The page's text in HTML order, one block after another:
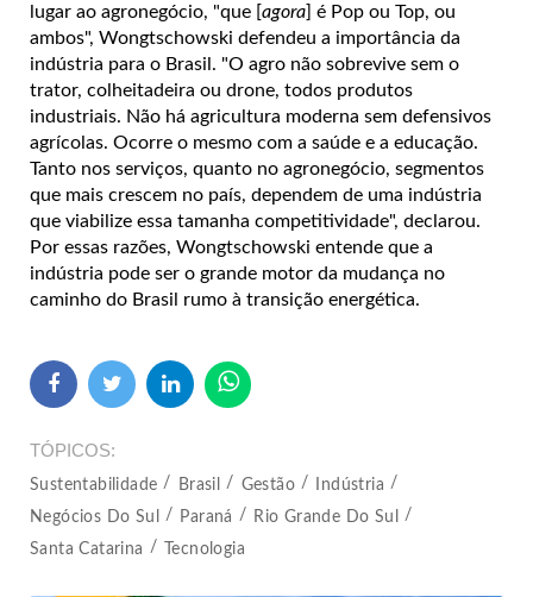
lugar ao agronegócio, "que [agora] é Pop ou Top, ou
ambos", Wongtschowski defendeu a importância da
indústria para o Brasil. "O agro não sobrevive sem o
trator, colheitadeira ou drone, todos produtos
industriais. Não há agricultura moderna sem defensivos
agrícolas. Ocorre o mesmo com a saúde e a educação.
Tanto nos serviços, quanto no agronegócio, segmentos
que mais crescem no país, dependem de uma indústria
que viabilize essa tamanha competitividade", declarou.
Por essas razões, Wongtschowski entende que a
indústria pode ser o grande motor da mudança no
caminho do Brasil rumo à transição energética.
TÓPICOS
Sustentabilidade Brasil Gestão
Indústria
Negócios Do Sul
Paraná
Rio Grande Do Sul
Santa Catarina
Tecnologia